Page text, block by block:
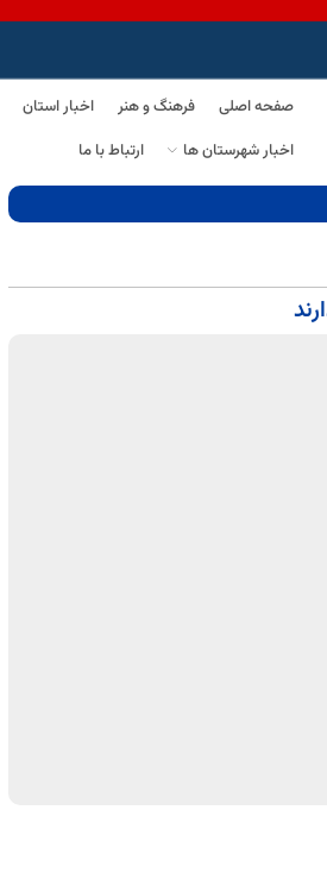
صفحه اصلی فرهنگ و هنر اخبار استان
اخبار شهرستان ها
ارتباط با ما